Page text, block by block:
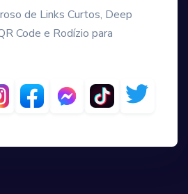
de Links Curtos, Deep
Code e Rodízio para